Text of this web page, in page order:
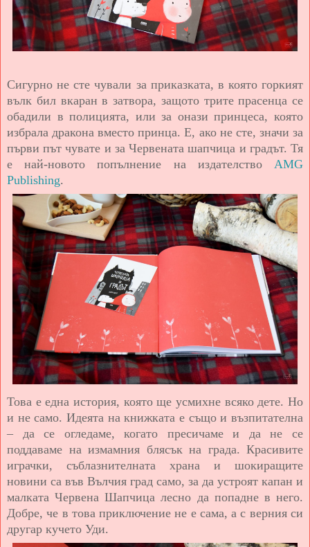
Сигурно не сте чували за приказката, в която горкият
вълк бил вкаран в затвора, защото трите прасенца се
обадили в полицията, или за онази принцеса, която
избрала дракона вместо принца. Е, ако не сте, значи за
първи път чувате и за Червената шапчица и градът. Тя
е най-новото попълнение на издателство AMG
Publishing.
Това е една история, която ще усмихне всяко дете. Но
и не само. Идеята на книжката е също и възпитателна
– да се огледаме, когато пресичаме и да не се
поддаваме на измамния блясък на града. Красивите
играчки, съблазнителната храна и шокиращите
новини са във Вълчия град само, за да устроят капан и
малката Червена Шапчица лесно да попадне в него.
Добре, че в това приключение не е сама, а с верния си
другар кучето Уди.